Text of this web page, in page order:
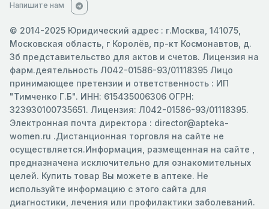
Напишите нам
© 2014-2025 Юридический адрес : г.Москва, 141075,
Московская область, г Королёв, пр-кт Космонавтов, д.
3б представительство для актов и счетов. Лицензия на
фарм.деятельность Л042-01586-93/01118395 Лицо
принимающее претензии и ответственность : ИП
"Тимченко Г.Б". ИНН: 615435006306 ОГРН:
323930100735651. Лицензия: Л042-01586-93/01118395.
Электронная почта директора : director@apteka-
women.ru .Дистанционная торговля на сайте не
осуществляется.Информация, размещенная на сайте ,
предназначена исключительно для ознакомительных
целей. Купить товар Вы можете в аптеке. Не
используйте информацию с этого сайта для
диагностики, лечения или профилактики заболеваний.